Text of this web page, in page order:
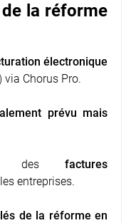
la réforme
électronique
via Chorus Pro.
prévu mais
des factures
entreprises.
de la réforme en